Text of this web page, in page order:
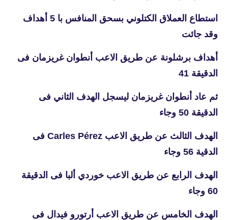
استطاع العملاق الكتلوني بسحق المنافس با 5 أهداف
وقد جائت
أهداف برشلونة عن طريق الاعب أنطوان غريزمان فى
الدقيقة 41
ثم عاد أنطوان غريزمان ليسجل الهدف الثاني فى
الدقيقة 50 وجاء
الهدف الثالث عن طريق الاعب Carles Pérez فى
الدقية 56 وجاء
الهدف الرابع عن طريق الاعب خوردي ألبا فى الدقيقة
60 وجاء
الهدف الخامس عن طريق الاعب أرتورو فيدال فى